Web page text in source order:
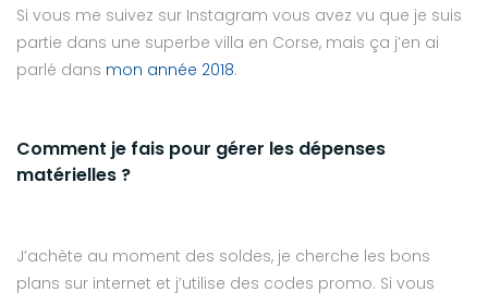
Si vous me suivez sur Instagram vous avez vu que je suis
partie dans une superbe villa en Corse, mais ça j’en ai
parlé dans mon année 2018.
Comment je fais pour gérer les dépenses
matérielles ?
J’achète au moment des soldes, je cherche les bons
plans sur internet et j’utilise des codes promo. Si vous